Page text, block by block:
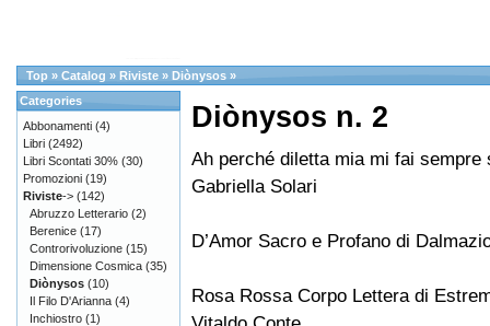
Top » Catalog » Riviste » Diònysos »
Diònysos n. 2
Ah perché diletta mia mi fai sempre
Gabriella Solari
D’Amor Sacro e Profano di
Rosa Rossa Corpo Lettera di
Categories
Abbonamenti (4)
Libri (2492)
Libri Scontati 30% (30)
Promozioni (19)
Riviste-> (142)
Abruzzo Letterario (2)
Berenice (17)
Controrivoluzione (15)
Dimensione Cosmica (35)
Diònysos (10)
Il Filo D'Arianna (4)
Inchiostro (1)